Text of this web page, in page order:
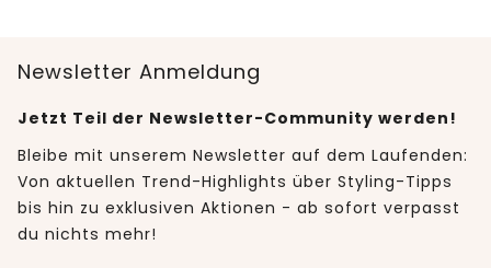
Newsletter Anmeldung
Jetzt Teil der Newsletter-Community werden!
Bleibe mit unserem Newsletter auf dem Laufenden:
Von aktuellen Trend-Highlights über Styling-Tipps
bis hin zu exklusiven Aktionen - ab sofort verpasst
du nichts mehr!